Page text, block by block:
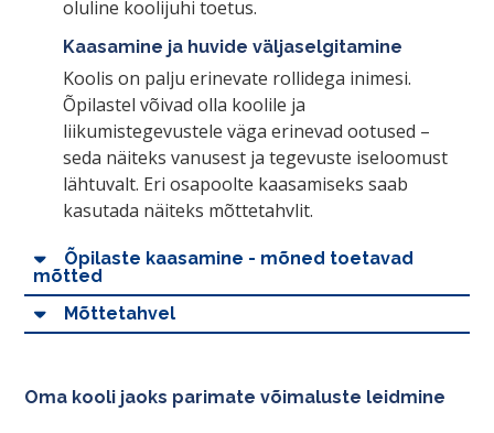
oluline koolijuhi toetus.
Kaasamine ja huvide väljaselgitamine
Koolis on palju erinevate rollidega inimesi.
Õpilastel võivad olla koolile ja
liikumistegevustele väga erinevad ootused –
seda näiteks vanusest ja tegevuste iseloomust
lähtuvalt. Eri osapoolte kaasamiseks saab
kasutada näiteks mõttetahvlit.
Õpilaste kaasamine - mõned toetavad
mõtted
Mõttetahvel
Oma kooli jaoks parimate võimaluste leidmine